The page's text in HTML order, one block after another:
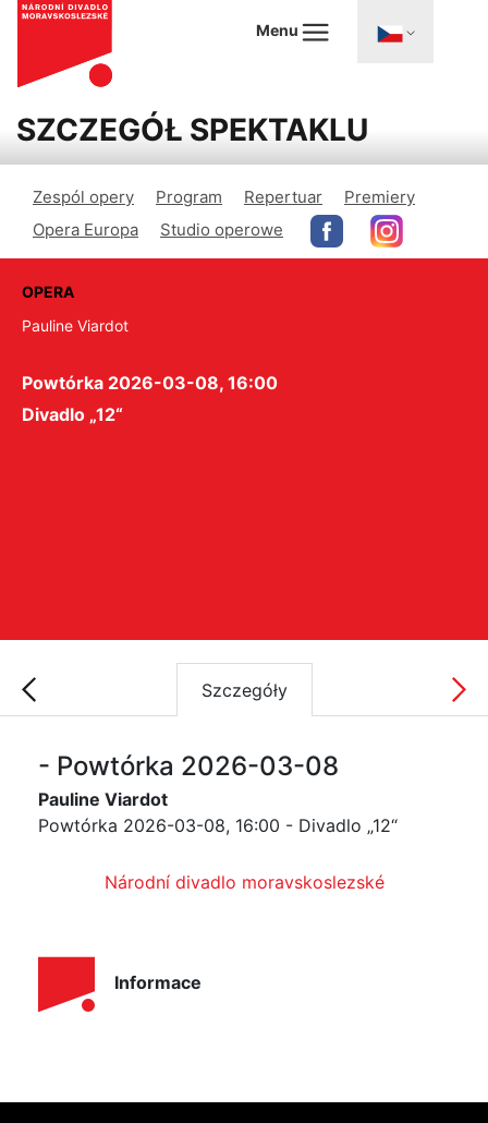
Menu
SZCZEGÓŁ SPEKTAKLU
Zespól opery Program Repertuar
Premiery
Opera Europa
Studio operowe
OPERA
Pauline Viardot
Powtórka 2026-03-08, 16:00
Divadlo „12“
Szczegóły
- Powtórka 2026-03-08
Pauline Viardot
Powtórka 2026-03-08, 16:00 - Divadlo „12“
Informace
Národní divadlo moravskoslezské